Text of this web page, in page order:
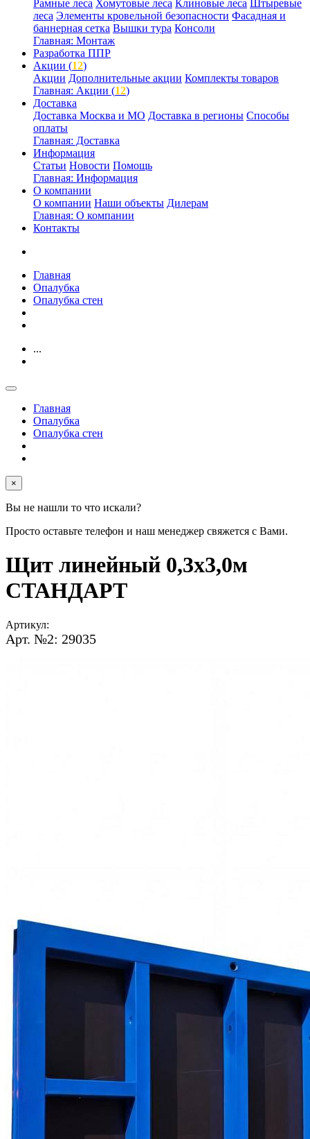
Рамные леса Хомутовые леса Клиновые леса Штыревые
леса Элементы кровельной безопасности Фасадная и
баннерная сетка Вышки тура Консоли
Главная: Монтаж
Разработка ППР
Акции (12)
Акции Дополнительные акции Комплекты товаров
Главная: Акции (12)
Доставка
Доставка Москва и МО Доставка в регионы Способы
оплаты
Главная: Доставка
Информация
Статьи Новости Помощь
Главная: Информация
О компании
О компании Наши объекты Дилерам
Главная: О компании
Контакты
Главная
Опалубка
Опалубка стен
...
Главная
Опалубка
Опалубка стен
×
Вы не нашли то что искали?
Просто оставьте телефон и наш менеджер свяжется с Вами.
Щит линейный 0,3х3,0м
СТАНДАРТ
Артикул:
Арт. №2: 29035